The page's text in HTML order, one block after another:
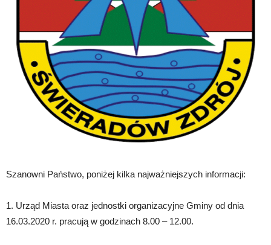
Szanowni Państwo, poniżej kilka najważniejszych informacji:
1. Urząd Miasta oraz jednostki organizacyjne Gminy od dnia
16.03.2020 r. pracują w godzinach 8.00 – 12.00.